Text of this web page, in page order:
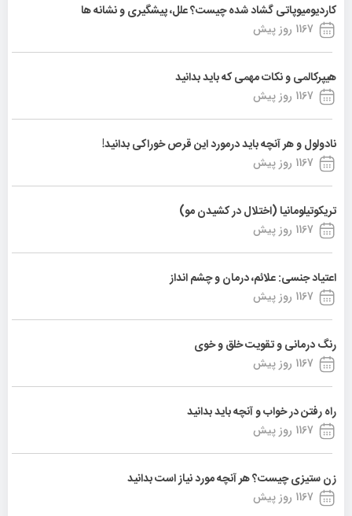
کاردیومیوپاتی گشاد شده چیست؟ علل، پیشگیری و نشانه ها
1167 روز پیش
هیپرکالمی و نکات مهمی که باید بدانید
1167 روز پیش
نادولول و هر آنچه باید درمورد این قرص خوراکی بدانید!
1167 روز پیش
تریکوتیلومانیا (اختلال در کشیدن مو)
1167 روز پیش
اعتیاد جنسی: علائم، درمان و چشم انداز
1167 روز پیش
رنگ درمانی و تقویت خلق و خوی
1167 روز پیش
راه رفتن در خواب و آنچه باید بدانید
1167 روز پیش
زن ستیزی چیست؟ هر آنچه مورد نیاز است بدانید
1167 روز پیش